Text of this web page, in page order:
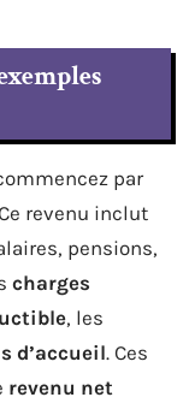
par
revenu inclut
pensions,
charges
, les
d’accueil. Ces
revenu net